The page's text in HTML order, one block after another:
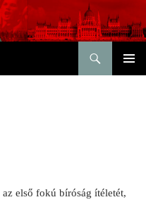
első fokú bíróság ítéletét,